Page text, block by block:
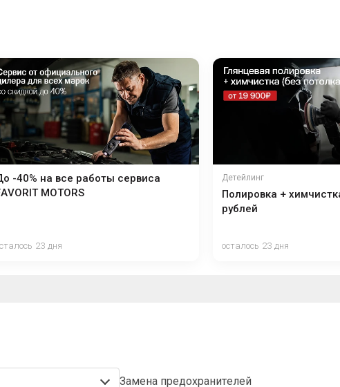
-40% на все работы сервиса
MOTORS
23 дня
Детейлинг
Полировка +
рублей
осталось 23 дня
Замена предохранителей